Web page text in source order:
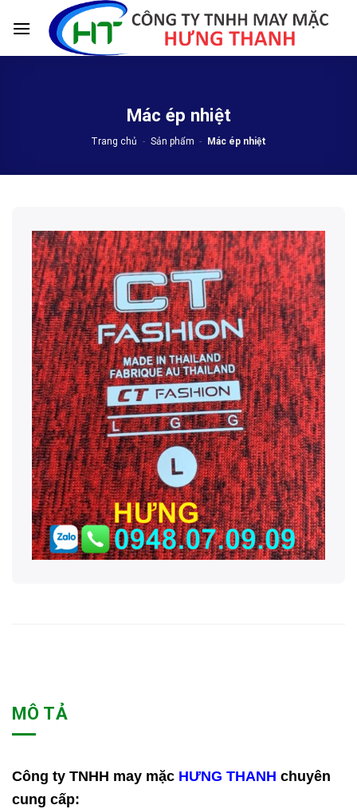
Mác ép nhiệt
Trang chủ - Sản phẩm - Mác ép nhiệt
MÔ TẢ
Công ty TNHH may mặc HƯNG THANH chuyên
cung cấp: